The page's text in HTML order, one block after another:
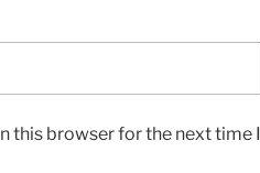
this browser for the next time I